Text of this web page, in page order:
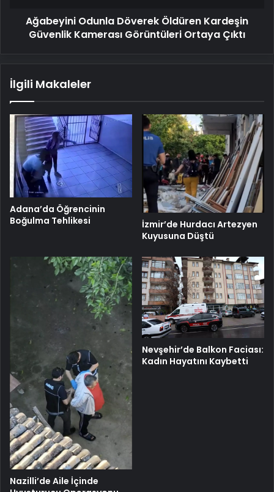
Ağabeyini Odunla Döverek Öldüren Kardeşin
Güvenlik Kamerası Görüntüleri Ortaya Çıktı
İlgili Makaleler
Adana’da Öğrencinin
Boğulma Tehlikesi
İzmir’de Hurdacı Artezyen
Kuyusuna Düştü
Nazilli’de Aile İçinde
Nevşehir’de Balkon Faciası:
Kadın Hayatını Kaybetti